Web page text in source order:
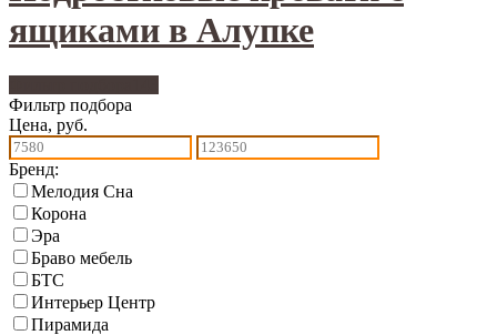
ящиками в Алупке
Фильтр подбора
Цена, руб.
Бренд:
Мелодия Сна
Корона
Эра
Браво мебель
БТС
Интерьер Центр
Пирамида